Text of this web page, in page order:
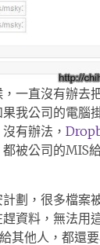
一直沒有辦去
我公司的電腦
有辦法，
被公司的MIS
劃，很多檔案
資料，無法用
其他人，都還要